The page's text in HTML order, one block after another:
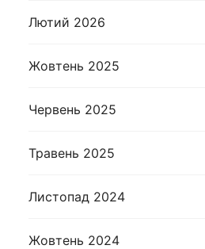
Лютий 2026
Жовтень 2025
Червень 2025
Травень 2025
Листопад 2024
Жовтень 2024